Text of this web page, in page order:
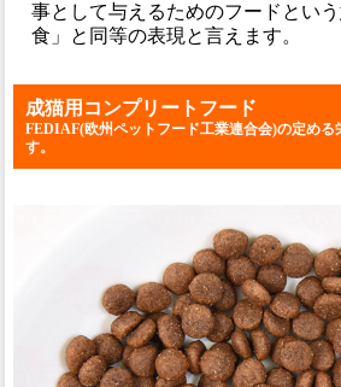
事として与えるためのフードとい
食」と同等の表現と言えます。
成猫用コンプリートフード
FEDIAF(欧州ペットフード工業連合会)の定める
す。